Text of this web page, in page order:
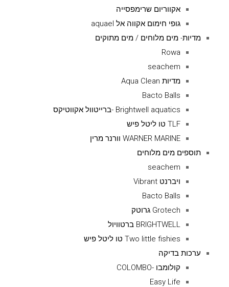
אקווריום שרימפסייה
גופי חימום אקווה אל aquael
מדיות- מים מלוחים / מים מתוקים
Rowa
seachem
מדיות Aqua Clean
Bacto Balls
Brightwell aquatics -ברייטוול אקווטיקס
TLF טו ליטל פיש
WARNER MARINE וורנר מרין
תוספים מים מלוחים
seachem
ויברנט Vibrant
Bacto Balls
Grotech גרוטק
BRIGHTWELL ברטוויול
Two little fishies טו ליטל פיש
ערכות בדיקה
קולומבו -COLOMBO
Easy Life